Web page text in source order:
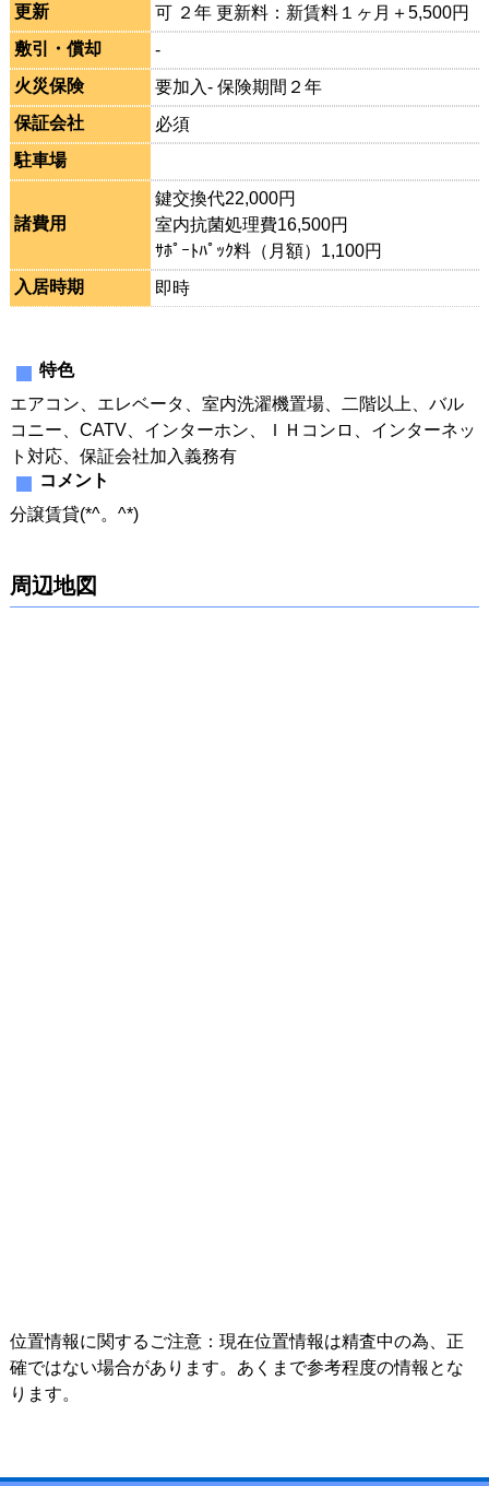
更新
可 ２年 更新料：新賃料１ヶ月＋5,500円
敷引・償却
-
火災保険
要加入- 保険期間２年
保証会社
必須
駐車場
諸費用
鍵交換代22,000円
室内抗菌処理費16,500円
ｻﾎﾟｰﾄﾊﾟｯｸ料（月額）1,100円
入居時期
即時
特色
エアコン、エレベータ、室内洗濯機置場、二階以上、バル
コニー、CATV、インターホン、ＩＨコンロ、インターネッ
ト対応、保証会社加入義務有
コメント
分譲賃貸(*^。^*)
周辺地図
位置情報に関するご注意：現在位置情報は精査中の為、正
確ではない場合があります。あくまで参考程度の情報とな
ります。